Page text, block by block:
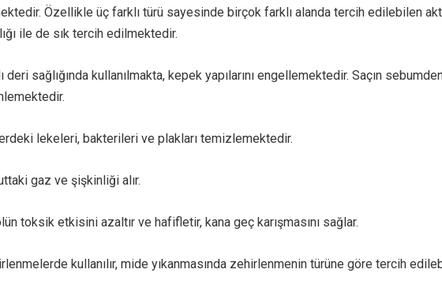
Özellikle üç farklı türü sayesinde birçok farklı alanda tercih edilebilen
ile de sık tercih edilmektedir.
deri sağlığında kullanılmakta, kepek yapılarını engellemektedir. Saçın
lekeleri, bakterileri ve plakları temizlemektedir.
gaz ve şişkinliği alır.
toksik etkisini azaltır ve hafifletir, kana geç karışmasını sağlar.
kullanılır, mide yıkanmasında zehirlenmenin türüne göre tercih